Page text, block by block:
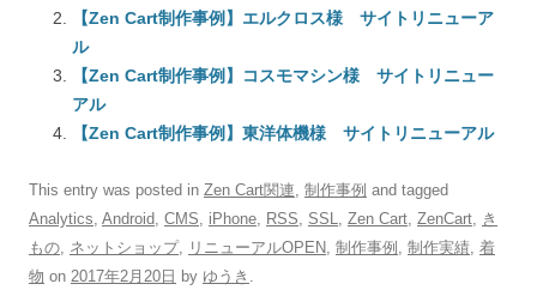
【Zen Cart制作事例】エルクロス様 サイトリニューア
ル
【Zen Cart制作事例】コスモマシン様 サイトリニュー
アル
【Zen Cart制作事例】東洋体機様 サイトリニューアル
This entry was posted in Zen Cart関連 制作事例 and tagged
Analytics Android CMS iPhone RSS SSL Zen Cart ZenCart
き
もの ネットショップ, リニューアルOPEN 制作事例 制作実績 着
物 on 2017年2月20日 by ゆうき